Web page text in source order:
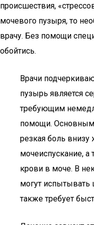
происшествия,
мочевого пузыря, то
врачу. Без помощи
обойтись.
Врачи
пузырь является
требующим
помощи.
резкая боль внизу
мочеиспускание,
крови в моче. В
могут испытывать
также требует